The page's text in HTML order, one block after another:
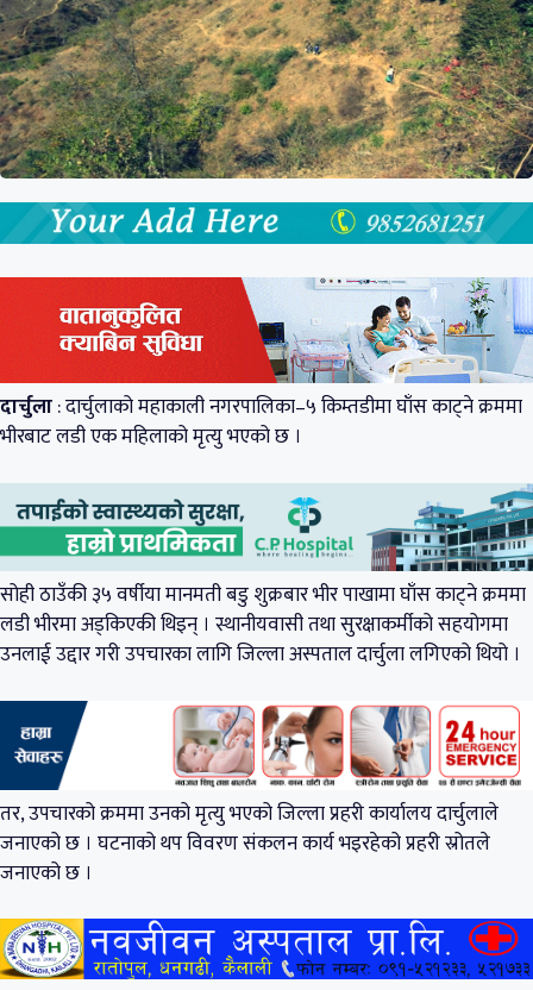
दार्चुला: दार्चुलाको महाकाली नगरपालिका–५ किम्तडीमा घाँस काट्ने क्रममा
भीरबाट लडी एक महिलाको मृत्यु भएको छ ।
सोही ठाउँकी ३५ वर्षीया मानमती बडु शुक्रबार भीर पाखामा घाँस काट्ने क्रममा
लडी भीरमा अड्किएकी थिइन् । स्थानीयवासी तथा सुरक्षाकर्मीको सहयोगमा
उनलाई उद्दार गरी उपचारका लागि जिल्ला अस्पताल दार्चुला लगिएको थियो ।
तर, उपचारको क्रममा उनको मृत्यु भएको जिल्ला प्रहरी कार्यालय दार्चुलाले
जनाएको छ । घटनाको थप विवरण संकलन कार्य भइरहेको प्रहरी स्रोतले
जनाएको छ ।